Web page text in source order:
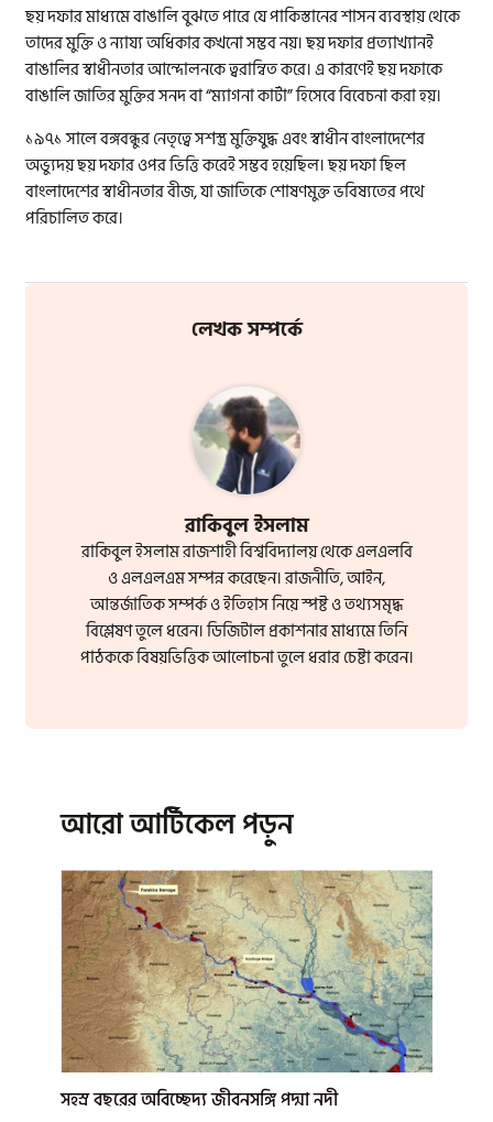
ছয় দফার মাধ্যমে বাঙালি বুঝতে পারে যে পাকিস্তানের শাসন ব্যবস্থায় থেকে
তাদের মুক্তি ও ন্যায্য অধিকার কখনো সম্ভব নয়। ছয় দফার প্রত্যাখ্যানই
বাঙালির স্বাধীনতার আন্দোলনকে ত্বরান্বিত করে। এ কারণেই ছয় দফাকে
বাঙালি জাতির মুক্তির সনদ বা “ম্যাগনা কার্টা” হিসেবে বিবেচনা করা হয়।
১৯৭১ সালে বঙ্গবন্ধুর নেতৃত্বে সশস্ত্র মুক্তিযুদ্ধ এবং স্বাধীন বাংলাদেশের
অভ্যুদয় ছয় দফার ওপর ভিত্তি করেই সম্ভব হয়েছিল। ছয় দফা ছিল
বাংলাদেশের স্বাধীনতার বীজ, যা জাতিকে শোষণমুক্ত ভবিষ্যতের পথে
পরিচালিত করে।
লেখক সম্পর্কে
রাকিবুল ইসলাম
রাকিবুল ইসলাম রাজশাহী বিশ্ববিদ্যালয় থেকে এলএলবি
ও এলএলএম সম্পন্ন করেছেন। রাজনীতি, আইন,
আন্তর্জাতিক সম্পর্ক ও ইতিহাস নিয়ে স্পষ্ট ও তথ্যসমৃদ্ধ
বিশ্লেষণ তুলে ধরেন। ডিজিটাল প্রকাশনার মাধ্যমে তিনি
পাঠককে বিষয়ভিত্তিক আলোচনা তুলে ধরার চেষ্টা করেন।
আরো আর্টিকেল পড়ুন
সহস্র বছরের অবিচ্ছেদ্য জীবনসঙ্গি পদ্মা নদী